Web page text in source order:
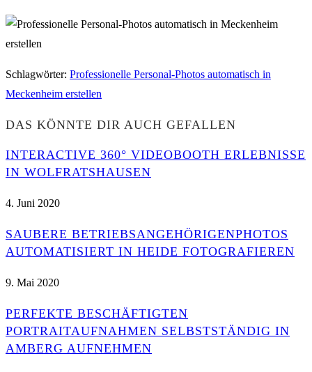
Schlagwörter: Professionelle Personal-Photos automatisch in
Meckenheim erstellen
DAS KÖNNTE DIR AUCH GEFALLEN
INTERACTIVE 360° VIDEOBOOTH ERLEBNISSE
IN WOLFRATSHAUSEN
4. Juni 2020
SAUBERE BETRIEBSANGEHÖRIGENPHOTOS
AUTOMATISIERT IN HEIDE FOTOGRAFIEREN
9. Mai 2020
PERFEKTE BESCHÄFTIGTEN
PORTRAITAUFNAHMEN SELBSTSTÄNDIG IN
AMBERG AUFNEHMEN